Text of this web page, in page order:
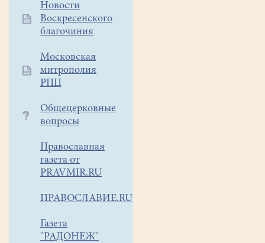
Дополнительное
меню
Новости
Воскресенского
благочиния
Московская
митрополия
РПЦ
Общецерковные
вопросы
Православная
газета от
PRAVMIR.RU
ПРАВОСЛАВИЕ.RU
Газета
"РАДОНЕЖ"